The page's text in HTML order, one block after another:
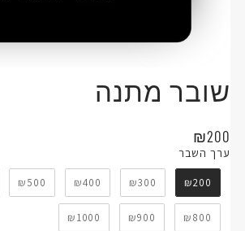
שובר מתנה
מחיר
רגיל
₪200
ערך השברערך השבר
₪200
₪300
₪400
₪500
₪800
₪900
₪1000